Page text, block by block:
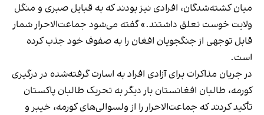
میان کشته‌شدگان، افرادی نیز بودند که به قبایل صبری و منگل
ولایت خوست تعلق داشتند.» گفته می‌شود جماعت‌الاحرار شمار
قابل توجهی از جنگجویان افغان را به صفوف خود جذب کرده
است.
در جریان مذاکرات برای آزادی افراد به اسارت گرفته‌شده در درگیری
کورمه، طالبان افغانستان بار دیگر به تحریک طالبان پاکستان
تأکید کردند که جماعت‌الاحرار را از ولسوالی‌های کورمه، خیبر و